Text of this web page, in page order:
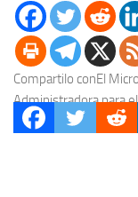
Compartilo conEl
Administradora para
otorgó 9